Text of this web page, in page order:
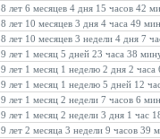
8 лет 6 месяцев 4 дня 15 часов 42
8 лет 10 месяцев 3 дня 4 часа 49
8 лет 10 месяцев 3 недели 4 дня 7
9 лет 1 месяц 5 дней 23 часа 38
9 лет 1 месяц 1 неделю 2 дня 2
9 лет 1 месяц 1 неделю 5 дней 12
9 лет 1 месяц 2 недели 7 часов 6
9 лет 1 месяц 2 недели 3 дня 1 час
9 лет 2 месяца 3 недели 9 часов 39